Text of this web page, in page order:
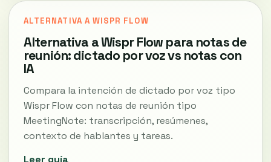
ALTERNATIVA A WISPR FLOW
Alternativa a Wispr Flow para notas de
reunión: dictado por voz vs notas con
IA
Compara la intención de dictado por voz tipo
Wispr Flow con notas de reunión tipo
MeetingNote: transcripción, resúmenes,
contexto de hablantes y tareas.
Leer guía